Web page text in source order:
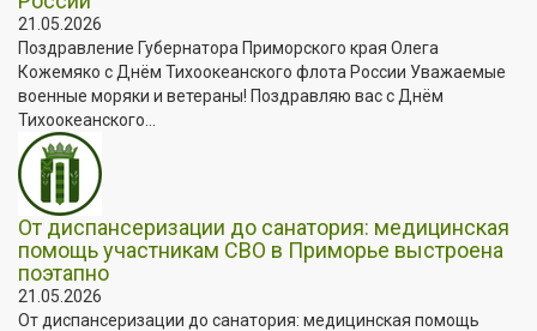
21.05.2026
Поздравление Губернатора Приморского края Олега
Кожемяко с Днём Тихоокеанского флота России Уважаемые
военные моряки и ветераны! Поздравляю вас с Днём
Тихоокеанского...
От диспансеризации до санатория: медицинская
помощь участникам СВО в Приморье выстроена
поэтапно
21.05.2026
От диспансеризации до санатория: медицинская помощь